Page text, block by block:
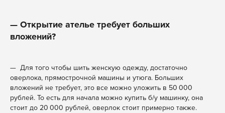
— Открытие ателье требует больших
вложений?
— Для того чтобы шить женскую одежду, достаточно
оверлока, прямострочной машины и утюга. Больших
вложений не требует, это все можно уложить в 50 000
рублей. То есть для начала можно купить б/у машинку, она
стоит до 20 000 рублей, оверлок стоит примерно также.